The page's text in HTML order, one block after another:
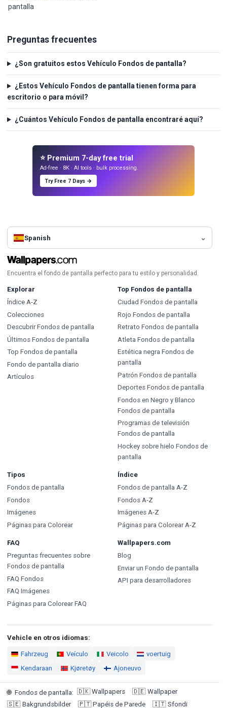
pantalla
Preguntas frecuentes
¿Son gratuitos estos Vehículo Fondos de pantalla?
¿Estos Vehículo Fondos de pantalla tienen forma para
escritorio o para móvil?
¿Cuántos Vehículo Fondos de pantalla encontraré aquí?
⭐ Premium 7-day free trial
Ad-free · 8K · AI tools · bulk processing.
Try Free 7 Days →
Spanish
Encuentra el fondo de pantalla perfecto para tu estilo y personalidad.
Explorar
Índice A-Z
Colecciones
Descubrir Fondos de pantalla
Últimos Fondos de pantalla
Top Fondos de pantalla
Fondo de pantalla diario
Artículos
Top Fondos de pantalla
Ciudad Fondos de pantalla
Rojo Fondos de pantalla
Retrato Fondos de pantalla
Atleta Fondos de pantalla
Estética negra Fondos de
pantalla
Patrón Fondos de pantalla
Deportes Fondos de pantalla
Fondos en Negro y Blanco
Fondos de pantalla
Programas de televisión
Fondos de pantalla
Hockey sobre hielo Fondos de
pantalla
Tipos
Fondos de pantalla
Fondos
Imágenes
Páginas para Colorear
Índice
Fondos de pantalla A-Z
Fondos A-Z
Imágenes A-Z
Páginas para Colorear A-Z
FAQ
Preguntas frecuentes sobre
Fondos de pantalla
FAQ Fondos
FAQ Imágenes
Páginas para Colorear FAQ
Wallpapers.com
Blog
Enviar un Fondo de pantalla
API para desarrolladores
Vehicle en otros idiomas:
Fahrzeug Veículo Veicolo
voertuig
Kendaraan
Kjøretøy Ajoneuvo
🌐 Fondos de pantalla: 🇩🇰 Wallpapers 🇩🇪 Wallpaper
🇸🇪 Bakgrundsbilder 🇵🇹 Papéis de Parede 🇮🇹 Sfondi